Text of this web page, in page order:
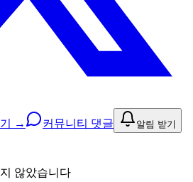
기 → 커뮤니티 댓글 알림 받기
않았습니다